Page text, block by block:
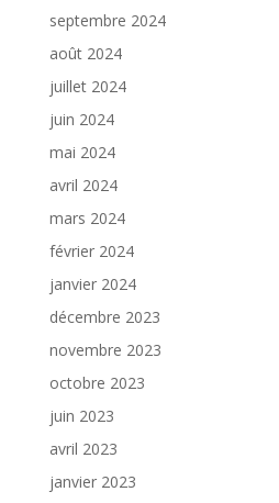
septembre 2024
août 2024
juillet 2024
juin 2024
mai 2024
avril 2024
mars 2024
février 2024
janvier 2024
décembre 2023
novembre 2023
octobre 2023
juin 2023
avril 2023
janvier 2023